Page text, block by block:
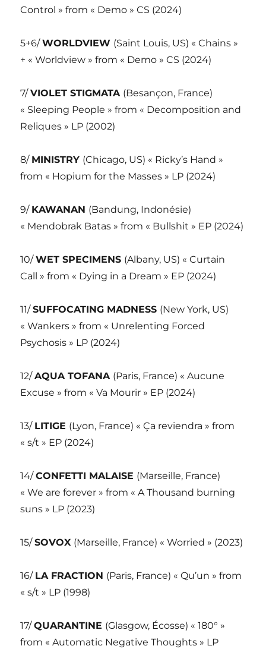
Control » from « Demo » CS (2024)
5+6/WORLDVIEW (Saint Louis, US) « Chains »
+ « Worldview » from « Demo » CS (2024)
7/VIOLET STIGMATA (Besançon, France)
« Sleeping People » from « Decomposition and
Reliques » LP (2002)
8/ MINISTRY (Chicago, US) « Ricky’s Hand »
from « Hopium for the Masses » LP (2024)
9/ KAWANAN (Bandung, Indonésie)
« Mendobrak Batas » from « Bullshit » EP (2024)
10/WET SPECIMENS (Albany, US) « Curtain
Call » from « Dying in a Dream » EP (2024)
11/SUFFOCATING MADNESS (New York, US)
« Wankers » from « Unrelenting Forced
Psychosis » LP (2024)
12/AQUA TOFANA (Paris, France) « Aucune
Excuse » from « Va Mourir » EP (2024)
13/ LITIGE (Lyon, France) « Ça reviendra » from
« s/t » EP (2024)
14/CONFETTI MALAISE (Marseille, France)
« We are forever » from « A Thousand burning
suns » LP (2023)
15/SOVOX (Marseille, France) « Worried » (2023)
16/ LA FRACTION (Paris, France) « Qu’un » from
« s/t » LP (1998)
17/QUARANTINE (Glasgow, Écosse) « 180° »
from « Automatic Negative Thoughts » LP